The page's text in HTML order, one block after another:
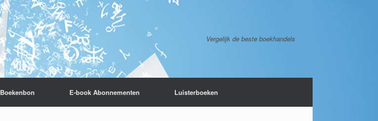
Vergelijk de beste boekhandels
Boekenbon E-book Abonnementen Luisterboeken